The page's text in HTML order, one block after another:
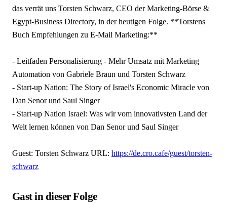
das verrät uns Torsten Schwarz, CEO der Marketing-Börse &
Egypt-Business Directory, in der heutigen Folge. **Torstens
Buch Empfehlungen zu E-Mail Marketing:**
- Leitfaden Personalisierung - Mehr Umsatz mit Marketing
Automation von Gabriele Braun und Torsten Schwarz
- Start-up Nation: The Story of Israel's Economic Miracle von
Dan Senor und Saul Singer
- Start-up Nation Israel: Was wir vom innovativsten Land der
Welt lernen können von Dan Senor und Saul Singer
Guest: Torsten Schwarz URL: https://de.cro.cafe/guest/torsten-
schwarz
Gast in dieser Folge